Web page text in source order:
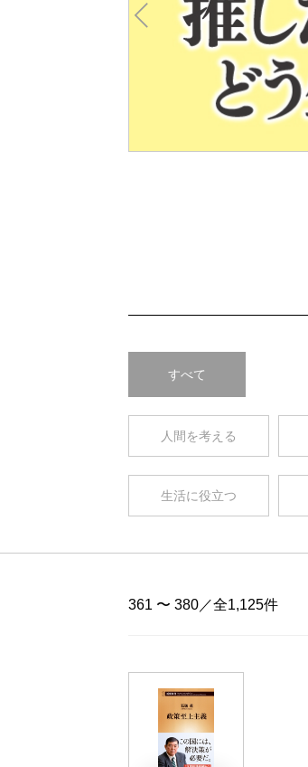
すべて
人間を考える
生活に役立つ
361 〜 380／全1,125件